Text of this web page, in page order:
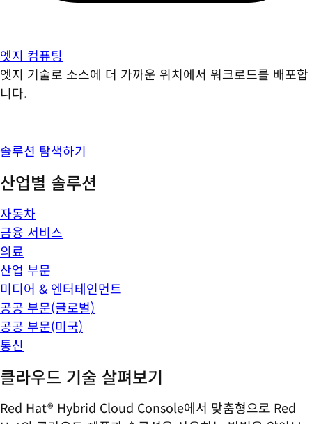
엣지 컴퓨팅
엣지 기술로 소스에 더 가까운 위치에서 워크로드를 배포합
니다.
솔루션 탐색하기
산업별 솔루션
자동차
금융 서비스
의료
산업 부문
미디어 & 엔터테인먼트
공공 부문(글로벌)
공공 부문(미국)
통신
클라우드 기술 살펴보기
Red Hat® Hybrid Cloud Console에서 맞춤형으로 Red